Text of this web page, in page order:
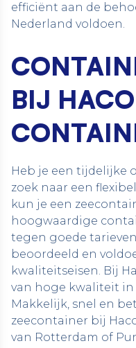
efficiënt aan de
Nederland voldoen.
BIJ
Heb je een tijdelijke
zoek naar een
kun je een
hoogwaardige
tegen goede
beoordeeld en
kwaliteitseisen. Bij
van hoge kwaliteit
Makkelijk, snel en
zeecontainer bij
van Rotterdam of